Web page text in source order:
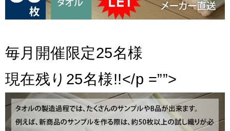
毎月開催限定25名様
現在残り25名様!!</p =””>